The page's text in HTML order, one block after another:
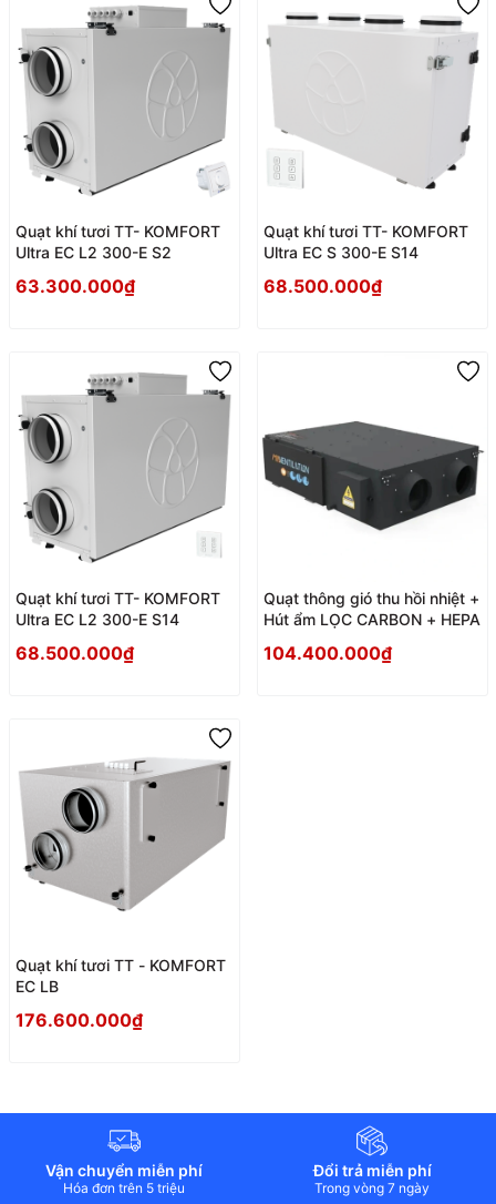
Quạt khí tươi TT- KOMFORT
Ultra EC L2 300-E S2
63.300.000₫
Quạt khí tươi TT- KOMFORT
Ultra EC S 300-E S14
68.500.000₫
Quạt khí tươi TT- KOMFORT
Ultra EC L2 300-E S14
68.500.000₫
Quạt thông gió thu hồi nhiệt +
Hút ẩm LỌC CARBON + HEPA
104.400.000₫
Quạt khí tươi TT - KOMFORT
EC LB
176.600.000₫
Vận chuyển miễn phí
Hóa đơn trên 5 triệu
Đổi trả miễn phí
Trong vòng 7 ngày